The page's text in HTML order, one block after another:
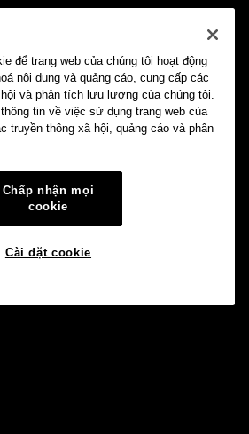
để trang web của chúng tôi hoạt động
nội dung và quảng cáo, cung cấp các
và phân tích lưu lượng của chúng tôi.
tin về việc sử dụng trang web của
truyền thông xã hội, quảng cáo và phân
Chấp nhận mọi
cookie
Cài đặt cookie